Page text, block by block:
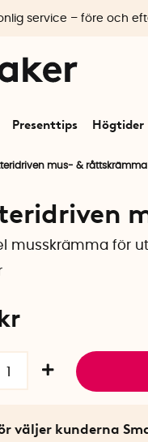
Presenttips Högtider
service – före och
mus- & råttskrämma
musskrämma för
väljer kunderna